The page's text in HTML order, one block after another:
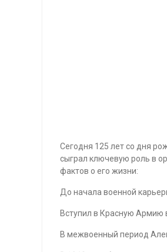
Сегодня 125 лет со дня
сыграл ключевую роль в
фактов о его жизни:
До начала военной
Вступил в Красную Армию
В межвоенный период